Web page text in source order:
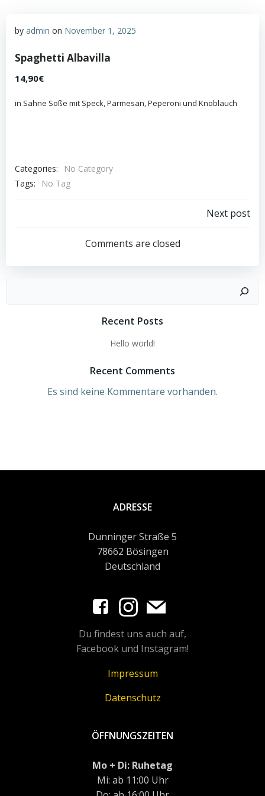
by admin on November 1, 2025
Spaghetti Albavilla
14,90€
in Sahne Soße mit Speck, Parmesan, Peperoni und Knoblauch
Categories:
No Category
Tags:
No Tag
navigation
Next post
Comments are closed
Recent Posts
Hello world!
Recent Comments
Es sind keine Kommentare vorhanden.
ADRESSE
Dunninger Straße 5
78662 Bösingen
Deutschland
Du findest uns auch auf,
Facebook und Instagram!
Impressum
Datenschutz
ÖFFNUNGSZEITEN
Mo + Di: Ruhetag
Mi: ab 11:00 Uhr